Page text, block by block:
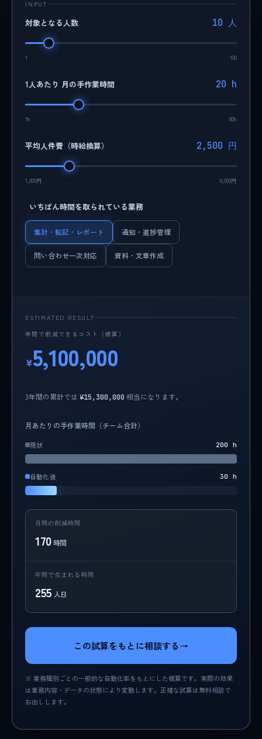
INPUT
対象となる人数 10 人
1 100
1人あたり 月の手作業時間 20 h
1h 80h
平均人件費（時給換算） 2,500 円
1,200円 8,000円
いちばん時間を取られている業務
集計・転記・レポート 通知・進捗管理
問い合わせ一次対応 資料・文章作成
ESTIMATED RESULT
年間で削減できるコスト（概算）
¥5,100,000
3年間の累計では ¥15,300,000 相当になります。
月あたりの手作業時間（チーム合計）
現状 200 h
自動化後 30 h
月間の削減時間
170 時間
年間で生まれる時間
255 人日
この試算をもとに相談する→
※ 業務種別ごとの一般的な自動化率をもとにした概算です。実際の効果
は業務内容・データの状態により変動します。正確な試算は無料相談で
お出しします。